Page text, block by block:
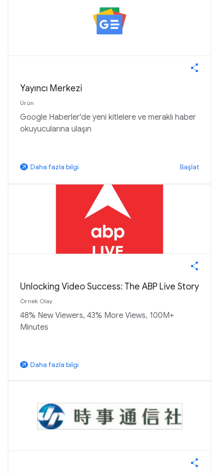
Yayıncı Merkezi
Ürün
Google Haberler'de yeni kitlelere ve meraklı haber
okuyucularına ulaşın
arrow_outward Daha fazla bilgi Başlat
Unlocking Video Success: The ABP Live Story
Örnek Olay
48% New Viewers, 43% More Views, 100M+
Minutes
arrow_outward Daha fazla bilgi